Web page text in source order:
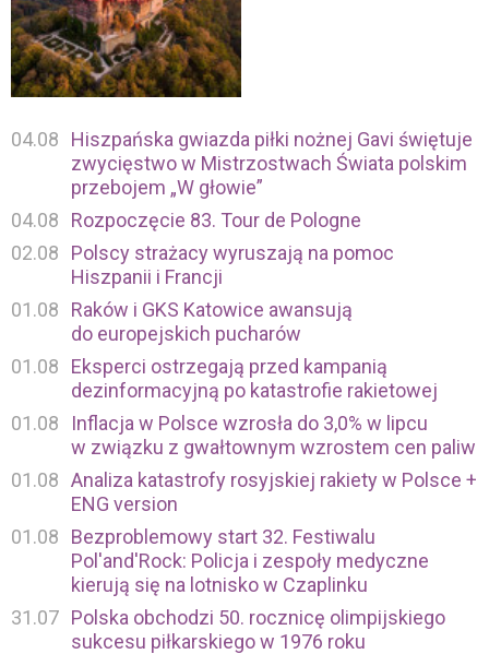
04.08
Hiszpańska gwiazda piłki nożnej Gavi świętuje
zwycięstwo w Mistrzostwach Świata polskim
przebojem „W głowie”
04.08
Rozpoczęcie 83. Tour de Pologne
02.08
Polscy strażacy wyruszają na pomoc
Hiszpanii i Francji
01.08
Raków i GKS Katowice awansują
do europejskich pucharów
01.08
Eksperci ostrzegają przed kampanią
dezinformacyjną po katastrofie rakietowej
01.08
Inflacja w Polsce wzrosła do 3,0% w lipcu
w związku z gwałtownym wzrostem cen paliw
01.08 Analiza katastrofy rosyjskiej rakiety w Polsce +
ENG version
01.08
Bezproblemowy start 32. Festiwalu
Pol'and'Rock: Policja i zespoły medyczne
kierują się na lotnisko w Czaplinku
31.07 Polska obchodzi 50. rocznicę olimpijskiego
sukcesu piłkarskiego w 1976 roku